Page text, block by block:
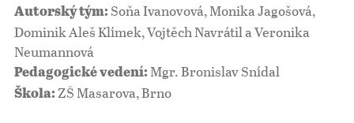
Autorský tým: Soňa Ivanovová, Monika Jagošová,
Dominik Aleš Klímek, Vojtěch Navrátil a Veronika
Neumannová
Pedagogické vedení: Mgr. Bronislav Snídal
Škola: ZŠ Masarova, Brno